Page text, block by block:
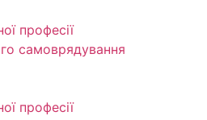
професії
самоврядування
професії